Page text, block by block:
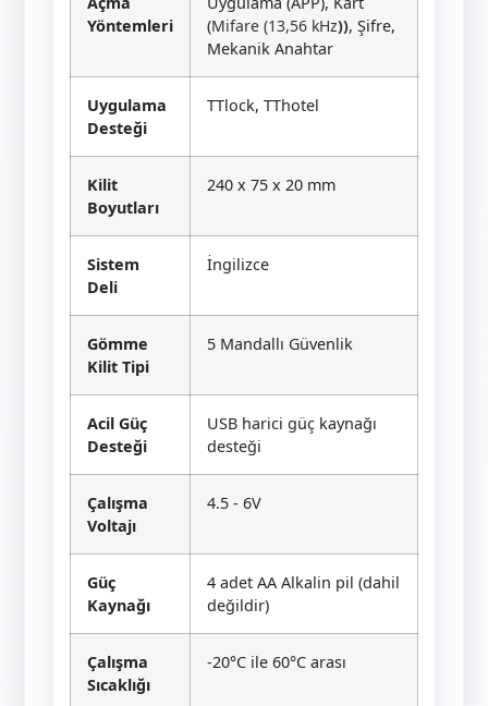
Yöntemleri
(Mifare (13,56 kHz)), Şifre,
Mekanik Anahtar
Uygulama
Desteği
TTlock, TThotel
Kilit
Boyutları
240 x 75 x 20 mm
Sistem
Deli
İngilizce
Gömme
Kilit Tipi
5 Mandallı Güvenlik
Acil Güç
Desteği
USB harici güç kaynağı
desteği
Çalışma
Voltajı
4.5 - 6V
Güç
Kaynağı
4 adet AA Alkalin pil (dahil
değildir)
Çalışma
Sıcaklığı
-20°C ile 60°C arası